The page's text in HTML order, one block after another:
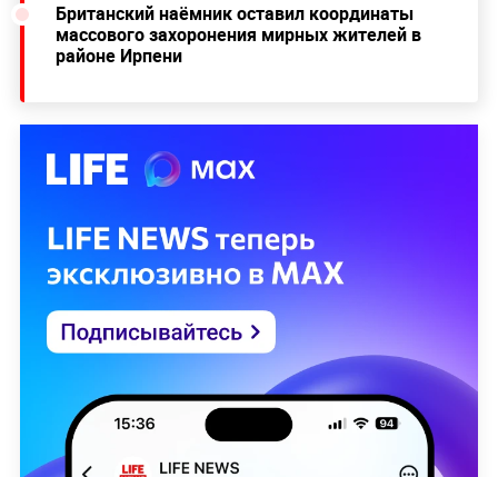
Британский наёмник оставил координаты
массового захоронения мирных жителей в
районе Ирпени